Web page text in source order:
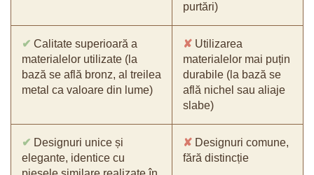
purtări)
✔ Calitate superioară a
materialelor utilizate (la
bază se află bronz, al treilea
metal ca valoare din lume)
✘ Utilizarea
materialelor mai puțin
durabile (la bază se
află nichel sau aliaje
slabe)
✔ Designuri unice și
elegante, identice cu
✘ Designuri comune,
fără distincție